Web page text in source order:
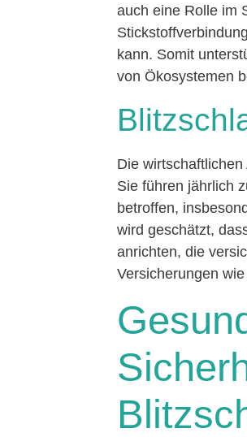
auch eine Rolle im
kann. Somit
von Ökosystemen
Die
Sie führen jährlich
betroffen,
wird geschätzt,
anrichten, die
Versicherungen